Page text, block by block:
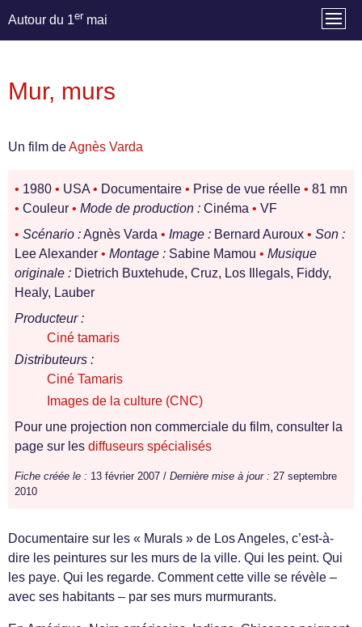
Autour du 1er mai
Mur, murs
Un film deAgnès Varda
• 1980 • USA • Documentaire • Prise de vue réelle • 81 mn
• Couleur • Mode de production : Cinéma • VF
• Scénario :Agnès Varda • Image : Bernard Auroux • Son :
Lee Alexander • Montage : Sabine Mamou • Musique
originale : Dietrich Buxtehude, Cruz, Los Illegals, Fiddy,
Healy, Lauber
Producteur :
Ciné tamaris
Distributeurs :
Ciné Tamaris
Images de la culture (CNC)
Pour une projection non commerciale du film, consulter la
page sur les diffuseurs spécialisés
Fiche créée le : 13 février 2007 / Dernière mise à jour : 27 septembre
2010
Documentaire sur les « Murals » de Los Angeles, c’est-à-
dire les peintures sur les murs de la ville. Qui les peint. Qui
les paye. Qui les regarde. Comment cette ville se révèle –
avec ses habitants – par ses murs murmurants.